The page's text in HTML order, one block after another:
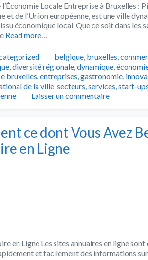
Locale Entreprise à Bruxelles :
et de l’Union européenne, est une ville
économique local. Que ce soit dans les
Read more…
Tags
belgique, bruxelles,
,diversité régionale,dynamique,
bruxelles,entreprises,gastronomie,
de la ville,secteurs,services,start-ups
Laisser un commentaire
ce dont Vous Avez
en Ligne
en Ligne Les sites annuaires en ligne sont
et facilement des informations